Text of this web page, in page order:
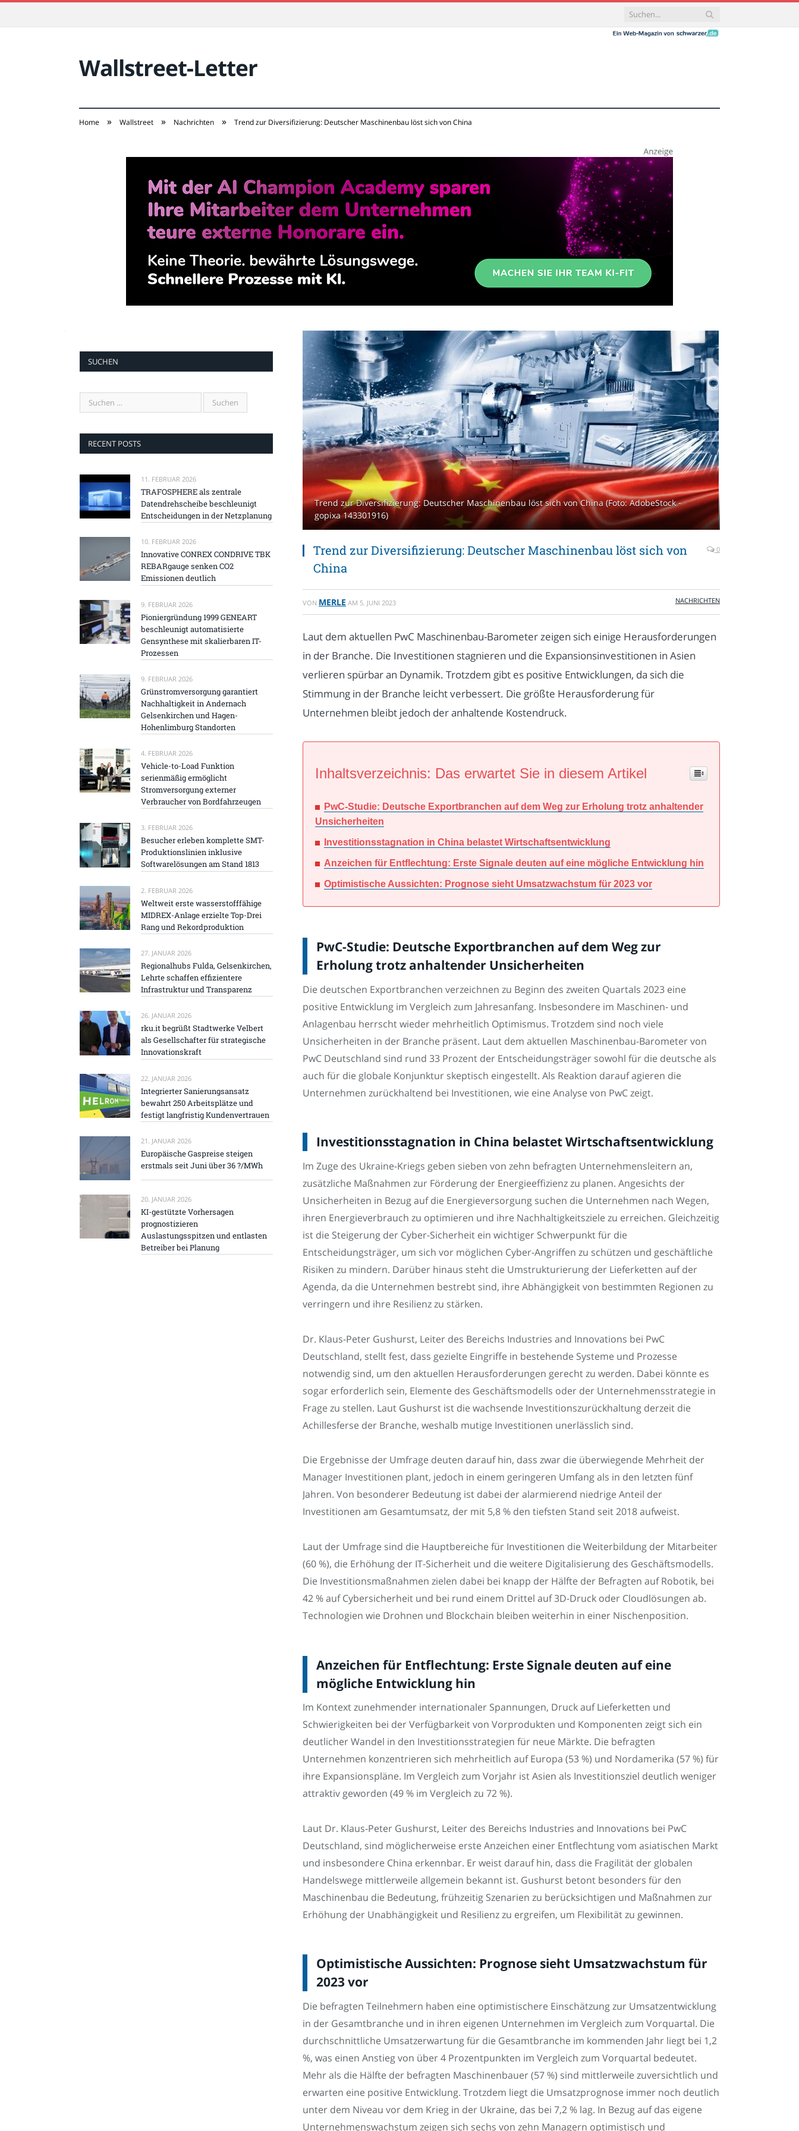
Wallstreet-Letter
Home » Wallstreet » Nachrichten » Trend zur Diversifizierung: Deutscher Maschinenbau löst sich von China
Trend zur Diversifizierung: Deutscher Maschinenbau löst sich von China (Foto: AdobeStock -
gopixa 143301916)
Trend zur Diversifizierung: Deutscher Maschinenbau löst sich von
China
0
VON MERLE AM 5. JUNI 2023 NACHRICHTEN
Laut dem aktuellen PwC Maschinenbau-Barometer zeigen sich einige Herausforderungen
in der Branche. Die Investitionen stagnieren und die Expansionsinvestitionen in Asien
verlieren spürbar an Dynamik. Trotzdem gibt es positive Entwicklungen, da sich die
Stimmung in der Branche leicht verbessert. Die größte Herausforderung für
Unternehmen bleibt jedoch der anhaltende Kostendruck.
Inhaltsverzeichnis: Das erwartet Sie in diesem Artikel
PwC-Studie: Deutsche Exportbranchen auf dem Weg zur Erholung trotz anhaltender
Unsicherheiten
Investitionsstagnation in China belastet Wirtschaftsentwicklung
Anzeichen für Entflechtung: Erste Signale deuten auf eine mögliche Entwicklung hin
Optimistische Aussichten: Prognose sieht Umsatzwachstum für 2023 vor
PwC-Studie: Deutsche Exportbranchen auf dem Weg zur
Erholung trotz anhaltender Unsicherheiten
Die deutschen Exportbranchen verzeichnen zu Beginn des zweiten Quartals 2023 eine
positive Entwicklung im Vergleich zum Jahresanfang. Insbesondere im Maschinen- und
Anlagenbau herrscht wieder mehrheitlich Optimismus. Trotzdem sind noch viele
Unsicherheiten in der Branche präsent. Laut dem aktuellen Maschinenbau-Barometer von
PwC Deutschland sind rund 33 Prozent der Entscheidungsträger sowohl für die deutsche als
auch für die globale Konjunktur skeptisch eingestellt. Als Reaktion darauf agieren die
Unternehmen zurückhaltend bei Investitionen, wie eine Analyse von PwC zeigt.
Investitionsstagnation in China belastet Wirtschaftsentwicklung
Im Zuge des Ukraine-Kriegs geben sieben von zehn befragten Unternehmensleitern an,
zusätzliche Maßnahmen zur Förderung der Energieeffizienz zu planen. Angesichts der
Unsicherheiten in Bezug auf die Energieversorgung suchen die Unternehmen nach Wegen,
ihren Energieverbrauch zu optimieren und ihre Nachhaltigkeitsziele zu erreichen. Gleichzeitig
ist die Steigerung der Cyber-Sicherheit ein wichtiger Schwerpunkt für die
Entscheidungsträger, um sich vor möglichen Cyber-Angriffen zu schützen und geschäftliche
Risiken zu mindern. Darüber hinaus steht die Umstrukturierung der Lieferketten auf der
Agenda, da die Unternehmen bestrebt sind, ihre Abhängigkeit von bestimmten Regionen zu
verringern und ihre Resilienz zu stärken.
Dr. Klaus-Peter Gushurst, Leiter des Bereichs Industries and Innovations bei PwC
Deutschland, stellt fest, dass gezielte Eingriffe in bestehende Systeme und Prozesse
notwendig sind, um den aktuellen Herausforderungen gerecht zu werden. Dabei könnte es
sogar erforderlich sein, Elemente des Geschäftsmodells oder der Unternehmensstrategie in
Frage zu stellen. Laut Gushurst ist die wachsende Investitionszurückhaltung derzeit die
Achillesferse der Branche, weshalb mutige Investitionen unerlässlich sind.
Die Ergebnisse der Umfrage deuten darauf hin, dass zwar die überwiegende Mehrheit der
Manager Investitionen plant, jedoch in einem geringeren Umfang als in den letzten fünf
Jahren. Von besonderer Bedeutung ist dabei der alarmierend niedrige Anteil der
Investitionen am Gesamtumsatz, der mit 5,8 % den tiefsten Stand seit 2018 aufweist.
Laut der Umfrage sind die Hauptbereiche für Investitionen die Weiterbildung der Mitarbeiter
(60 %), die Erhöhung der IT-Sicherheit und die weitere Digitalisierung des Geschäftsmodells.
Die Investitionsmaßnahmen zielen dabei bei knapp der Hälfte der Befragten auf Robotik, bei
42 % auf Cybersicherheit und bei rund einem Drittel auf 3D-Druck oder Cloudlösungen ab.
Technologien wie Drohnen und Blockchain bleiben weiterhin in einer Nischenposition.
Anzeichen für Entflechtung: Erste Signale deuten auf eine
mögliche Entwicklung hin
Im Kontext zunehmender internationaler Spannungen, Druck auf Lieferketten und
Schwierigkeiten bei der Verfügbarkeit von Vorprodukten und Komponenten zeigt sich ein
deutlicher Wandel in den Investitionsstrategien für neue Märkte. Die befragten
Unternehmen konzentrieren sich mehrheitlich auf Europa (53 %) und Nordamerika (57 %) für
ihre Expansionspläne. Im Vergleich zum Vorjahr ist Asien als Investitionsziel deutlich weniger
attraktiv geworden (49 % im Vergleich zu 72 %).
Laut Dr. Klaus-Peter Gushurst, Leiter des Bereichs Industries and Innovations bei PwC
Deutschland, sind möglicherweise erste Anzeichen einer Entflechtung vom asiatischen Markt
und insbesondere China erkennbar. Er weist darauf hin, dass die Fragilität der globalen
Handelswege mittlerweile allgemein bekannt ist. Gushurst betont besonders für den
Maschinenbau die Bedeutung, frühzeitig Szenarien zu berücksichtigen und Maßnahmen zur
Erhöhung der Unabhängigkeit und Resilienz zu ergreifen, um Flexibilität zu gewinnen.
Optimistische Aussichten: Prognose sieht Umsatzwachstum für
2023 vor
Die befragten Teilnehmern haben eine optimistischere Einschätzung zur Umsatzentwicklung
in der Gesamtbranche und in ihren eigenen Unternehmen im Vergleich zum Vorquartal. Die
durchschnittliche Umsatzerwartung für die Gesamtbranche im kommenden Jahr liegt bei 1,2
%, was einen Anstieg von über 4 Prozentpunkten im Vergleich zum Vorquartal bedeutet.
Mehr als die Hälfte der befragten Maschinenbauer (57 %) sind mittlerweile zuversichtlich und
erwarten eine positive Entwicklung. Trotzdem liegt die Umsatzprognose immer noch deutlich
unter dem Niveau vor dem Krieg in der Ukraine, das bei 7,2 % lag. In Bezug auf das eigene
Unternehmenswachstum zeigen sich sechs von zehn Managern optimistisch und
SUCHEN
RECENT POSTS
11. FEBRUAR 2026
TRAFOSPHERE als zentrale
Datendrehscheibe beschleunigt
Entscheidungen in der Netzplanung
10. FEBRUAR 2026
Innovative CONREX CONDRIVE TBK
REBARgauge senken CO2
Emissionen deutlich
9. FEBRUAR 2026
Pioniergründung 1999 GENEART
beschleunigt automatisierte
Gensynthese mit skalierbaren IT-
Prozessen
9. FEBRUAR 2026
Grünstromversorgung garantiert
Nachhaltigkeit in Andernach
Gelsenkirchen und Hagen-
Hohenlimburg Standorten
4. FEBRUAR 2026
Vehicle-to-Load Funktion
serienmäßig ermöglicht
Stromversorgung externer
Verbraucher von Bordfahrzeugen
3. FEBRUAR 2026
Besucher erleben komplette SMT-
Produktionslinien inklusive
Softwarelösungen am Stand 1813
2. FEBRUAR 2026
Weltweit erste wasserstofffähige
MIDREX-Anlage erzielte Top-Drei
Rang und Rekordproduktion
27. JANUAR 2026
Regionalhubs Fulda, Gelsenkirchen,
Lehrte schaffen effizientere
Infrastruktur und Transparenz
26. JANUAR 2026
rku.it begrüßt Stadtwerke Velbert
als Gesellschafter für strategische
Innovationskraft
22. JANUAR 2026
Integrierter Sanierungsansatz
bewahrt 250 Arbeitsplätze und
festigt langfristig Kundenvertrauen
21. JANUAR 2026
Europäische Gaspreise steigen
erstmals seit Juni über 36 ?/MWh
20. JANUAR 2026
KI-gestützte Vorhersagen
prognostizieren
Auslastungsspitzen und entlasten
Betreiber bei Planung